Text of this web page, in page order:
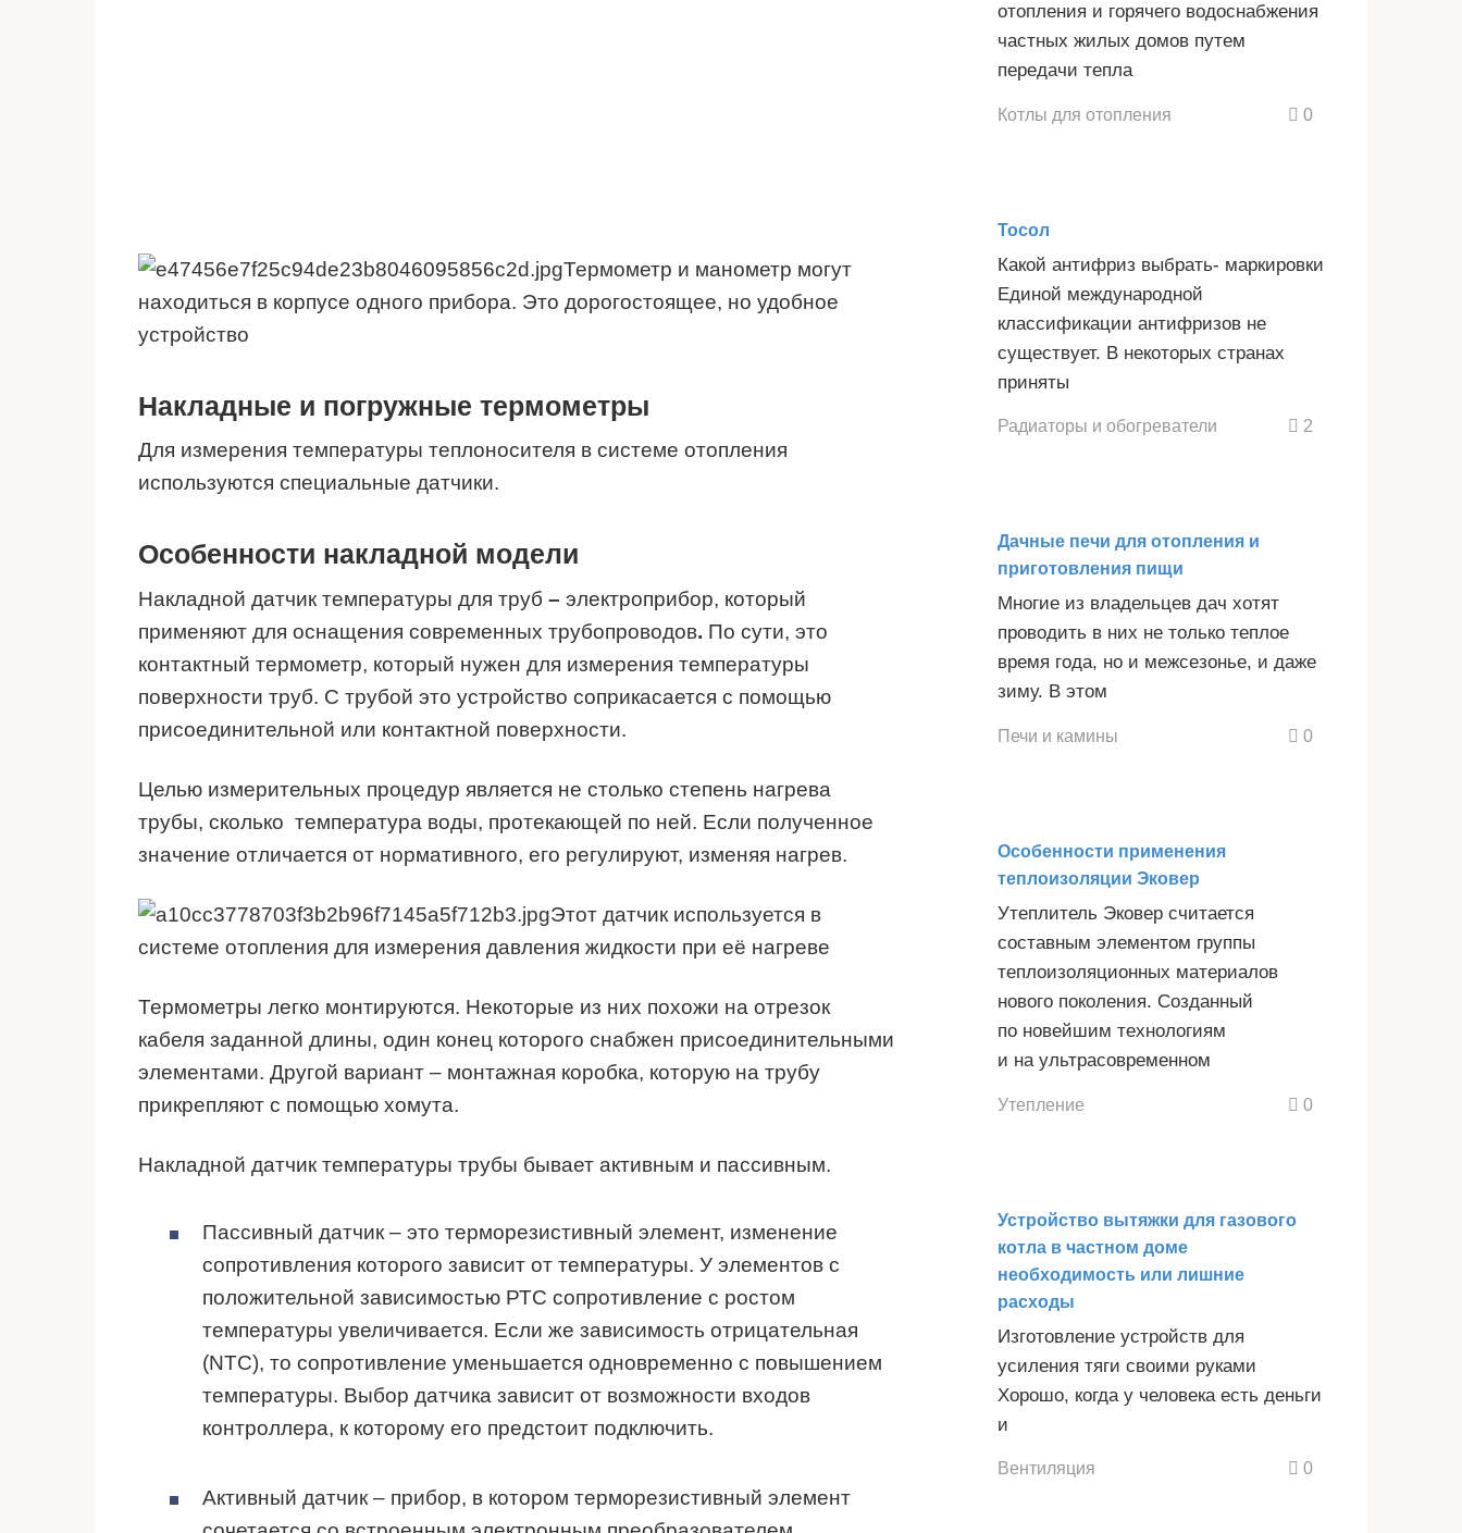
Термометр и манометр могут
находиться в корпусе одного прибора. Это дорогостоящее, но удобное
устройство
Накладные и погружные термометры
Для измерения температуры теплоносителя в системе отопления
используются специальные датчики.
Особенности накладной модели
Накладной датчик температуры для труб – электроприбор, который
применяют для оснащения современных трубопроводов. По сути, это
контактный термометр, который нужен для измерения температуры
поверхности труб. С трубой это устройство соприкасается с помощью
присоединительной или контактной поверхности.
Целью измерительных процедур является не столько степень нагрева
трубы, сколько температура воды, протекающей по ней. Если полученное
значение отличается от нормативного, его регулируют, изменяя нагрев.
Этот датчик используется в
системе отопления для измерения давления жидкости при её нагреве
Термометры легко монтируются. Некоторые из них похожи на отрезок
кабеля заданной длины, один конец которого снабжен присоединительными
элементами. Другой вариант – монтажная коробка, которую на трубу
прикрепляют с помощью хомута.
Накладной датчик температуры трубы бывает активным и пассивным.
Пассивный датчик – это терморезистивный элемент, изменение
сопротивления которого зависит от температуры. У элементов с
положительной зависимостью РТС сопротивление с ростом
температуры увеличивается. Если же зависимость отрицательная
(NTC), то сопротивление уменьшается одновременно с повышением
температуры. Выбор датчика зависит от возможности входов
контроллера, к которому его предстоит подключить.
Активный датчик – прибор, в котором терморезистивный элемент
отопления и горячего водоснабжения
частных жилых домов путем
передачи тепла
Котлы для отопления 0
Тосол
Какой антифриз выбрать- маркировки
Единой международной
классификации антифризов не
существует. В некоторых странах
приняты
Радиаторы и обогреватели 2
Дачные печи для отопления и
приготовления пищи
Многие из владельцев дач хотят
проводить в них не только теплое
время года, но и межсезонье, и даже
зиму. В этом
Печи и камины 0
Особенности применения
теплоизоляции Эковер
Утеплитель Эковер считается
составным элементом группы
теплоизоляционных материалов
нового поколения. Созданный
по новейшим технологиям
и на ультрасовременном
Утепление 0
Устройство вытяжки для газового
котла в частном доме
необходимость или лишние
расходы
Изготовление устройств для
усиления тяги своими руками
Хорошо, когда у человека есть деньги
и
Вентиляция 0